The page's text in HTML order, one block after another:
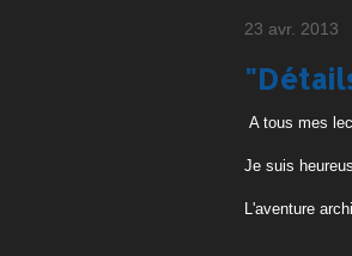
23 avr. 2013
A tous mes
Je suis
L'aventure